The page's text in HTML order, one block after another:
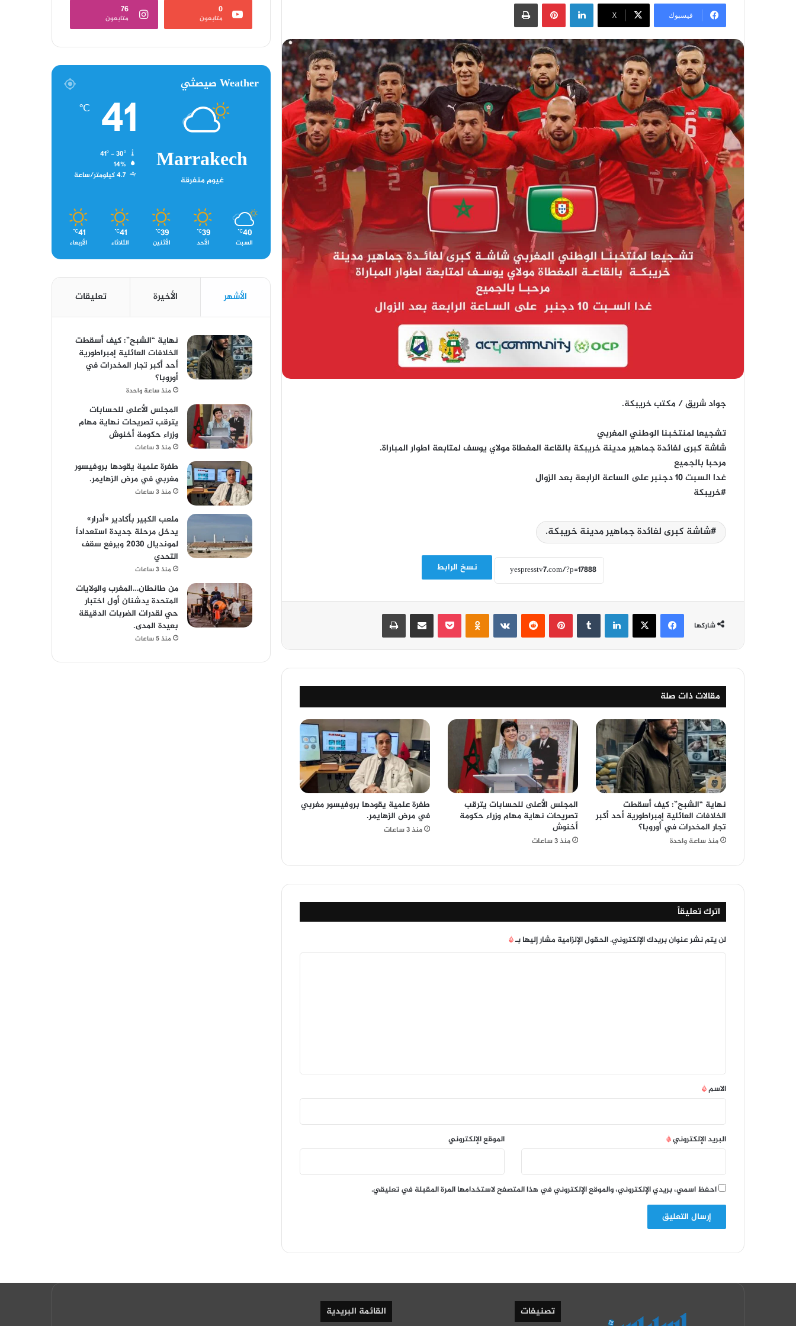
فيسبوك ‫X
لينكدإن بينتيريست
جواد شريق / مكتب خريبكة.
تشجيعا لمنتخبنا الوطني المغربي
شاشة كبرى لفائدة جماهير مدينة خريبكة بالقاعة المغطاة مولاي يوسف لمتابعة اطوار المباراة.
مرحبا بالجميع
غدا السبت 10 دجنبر على الساعة الرابعة بعد الزوال
#خريبكة
شاشة كبرى لفائدة جماهير مدينة خريبكة.
نسخ الرابط
شاركها
فيسبوك ‫X لينكدإن بينتيريست مشاركة عبر البريد
مقالات ذات صلة
نهاية “الشبح”: كيف أسقطت
الخلافات العائلية إمبراطورية أحد أكبر
تجار المخدرات في أوروبا؟
منذ ساعة واحدة
المجلس الأعلى للحسابات يترقب
تصريحات نهاية مهام وزراء حكومة
أخنوش
منذ 3 ساعات
طفرة علمية يقودها بروفيسور مغربي
في مرض الزهايمر.
منذ 3 ساعات
اترك تعليقاً
لن يتم نشر عنوان بريدك الإلكتروني.الحقول الإلزامية مشار إليها بـ*
*
الاسم*
البريد الإلكتروني* الموقع الإلكتروني
احفظ اسمي، بريدي الإلكتروني، والموقع الإلكتروني في هذا المتصفح لاستخدامها المرة المقبلة في تعليقي.
0
متابعون
76
متابعون
Weather صيصثي
Marrakech
غيوم متفرقة
41
℃
14%
4.7 كيلومتر/ساعة
40
℃
السبت
39
℃
الأحد
39
℃
الأثنين
41
℃
الثلاثاء
41
℃
الأربعاء
الأشهر الأخيرة تعليقات
نهاية “الشبح”: كيف أسقطت
الخلافات العائلية إمبراطورية
أحد أكبر تجار المخدرات في
أوروبا؟
منذ ساعة واحدة
المجلس الأعلى للحسابات
يترقب تصريحات نهاية مهام
وزراء حكومة أخنوش
منذ 3 ساعات
طفرة علمية يقودها بروفيسور
مغربي في مرض الزهايمر.
منذ 3 ساعات
ملعب الكبير بأكادير «أدرار»
يدخل مرحلة جديدة استعداداً
لمونديال 2030 ويرفع سقف
التحدي
منذ 3 ساعات
من طانطان…المغرب والولايات
المتحدة يدشنان أول اختبار
حي لقدرات الضربات الدقيقة
بعيدة المدى.
منذ 5 ساعات
تصنيفات القائمة البريدية